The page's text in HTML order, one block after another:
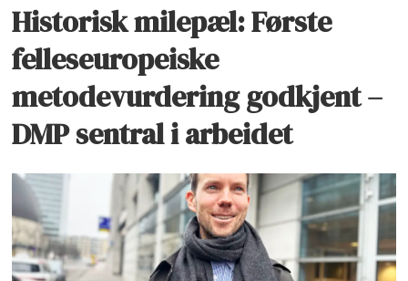
Historisk milepæl: Første
felleseuropeiske
metodevurdering godkjent –
DMP sentral i arbeidet